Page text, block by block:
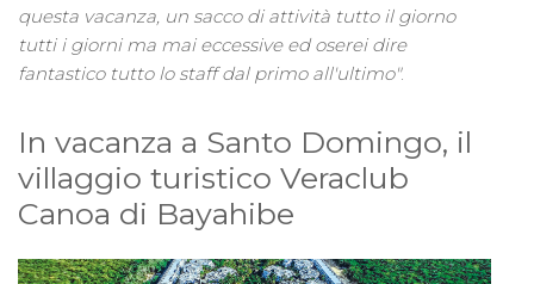
questa vacanza, un sacco di attività tutto il giorno
tutti i giorni ma mai eccessive ed oserei dire
fantastico tutto lo staff dal primo all'ultimo".
In vacanza a Santo Domingo, il
villaggio turistico Veraclub
Canoa di Bayahibe